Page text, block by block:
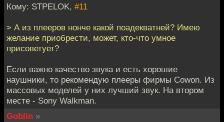
Кому: STPELOK, #11
> А из плееров нонче какой поадекватней? Имею
желание приобрести, может, кто-что умное
присоветует?
Если важно качество звука и есть хорошие
наушники, то рекомендую плееры фирмы Cowon. Из
массовых моделей у них лучший звук. На втором
месте - Sony Walkman.
Goblin »